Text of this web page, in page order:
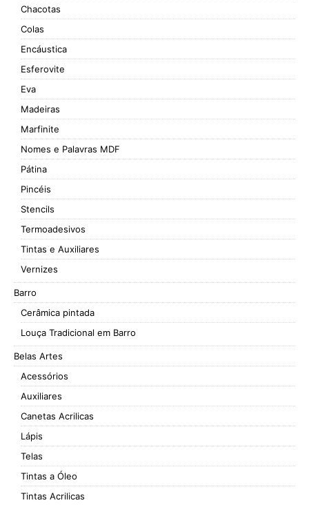
Chacotas
Colas
Encáustica
Esferovite
Eva
Madeiras
Marfinite
Nomes e Palavras MDF
Pátina
Pincéis
Stencils
Termoadesivos
Tintas e Auxiliares
Vernizes
Barro
Cerâmica pintada
Louça Tradicional em Barro
Belas Artes
Acessórios
Auxiliares
Canetas Acrilicas
Lápis
Telas
Tintas a Óleo
Tintas Acrilicas